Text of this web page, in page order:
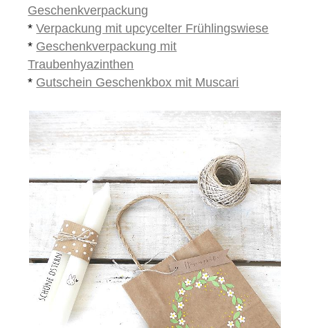
Geschenkverpackung
*Verpackung mit upcycelter Frühlingswiese
* Geschenkverpackung mit
Traubenhyazinthen
* Gutschein Geschenkbox mit Muscari